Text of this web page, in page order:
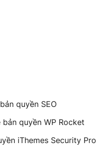
quyền SEO
quyền WP Rocket
iThemes Security Pro